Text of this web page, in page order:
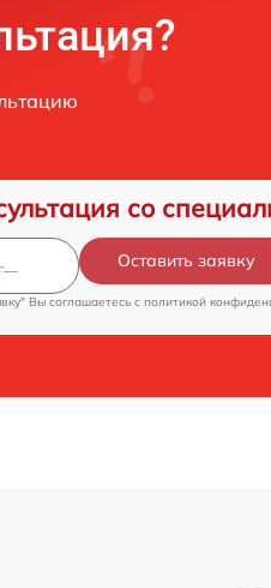
со
Оставить заявку
Вы соглашаетесь c политикой